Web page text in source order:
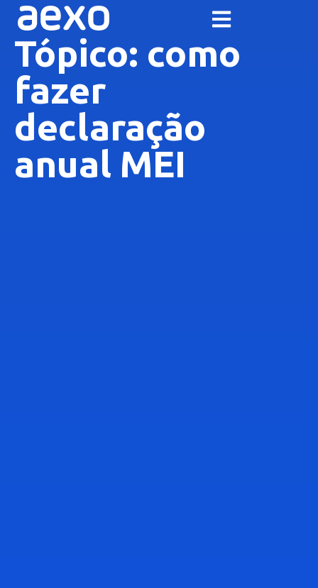
Tópico: como
fazer
declaração
anual MEI